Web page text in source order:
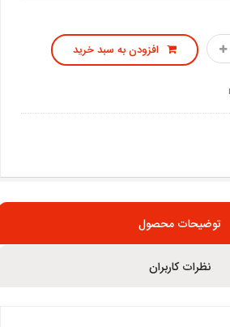
افزودن به سبد خرید
توضیحات محصول
نظرات کاربران